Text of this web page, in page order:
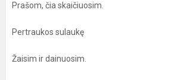
Prašom, čia skaičiuosim.
Pertraukos sulaukę
Žaisim ir dainuosim.